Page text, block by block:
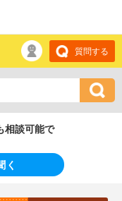
質問する
相談可能で
く